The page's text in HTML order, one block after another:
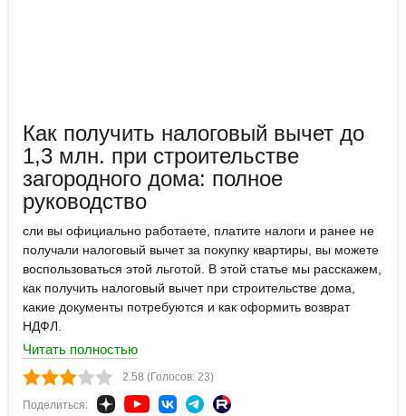
Как получить налоговый вычет до
1,3 млн. при строительстве
загородного дома: полное
руководство
сли вы официально работаете, платите налоги и ранее не
получали налоговый вычет за покупку квартиры, вы можете
воспользоваться этой льготой. В этой статье мы расскажем,
как получить налоговый вычет при строительстве дома,
какие документы потребуются и как оформить возврат
НДФЛ.
Читать полностью
2.58 (Голосов: 23)
Поделиться: